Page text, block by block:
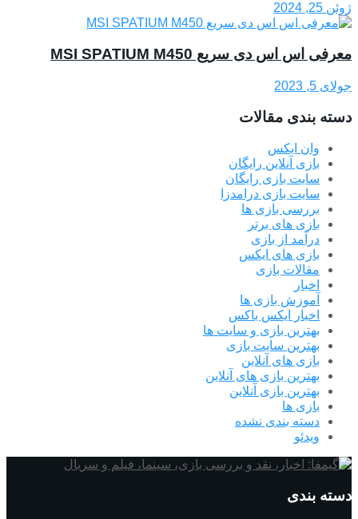
ژوئن 25, 2024
معرفی اس اس دی سریع MSI SPATIUM M450
جولای 5, 2023
دسته بندی مقالات
وان ایکس
بازی آنلاین رایگان
سایت بازی رایگان
سایت بازی درامدزا
بررسی بازی ها
بازی های برتر
درآمد از بازی
بازی های ایکس
مقالات بازی
اخبار
آموزش بازی ها
اخبار ایکس باکس
بهترین بازی و سایت ها
بهترین سایت بازی
بازی های آنلاین
بهترین بازی های آنلاین
بهترین بازی آنلاین
بازی ها
دسته بندی نشده
ویدئو
دسته بندی